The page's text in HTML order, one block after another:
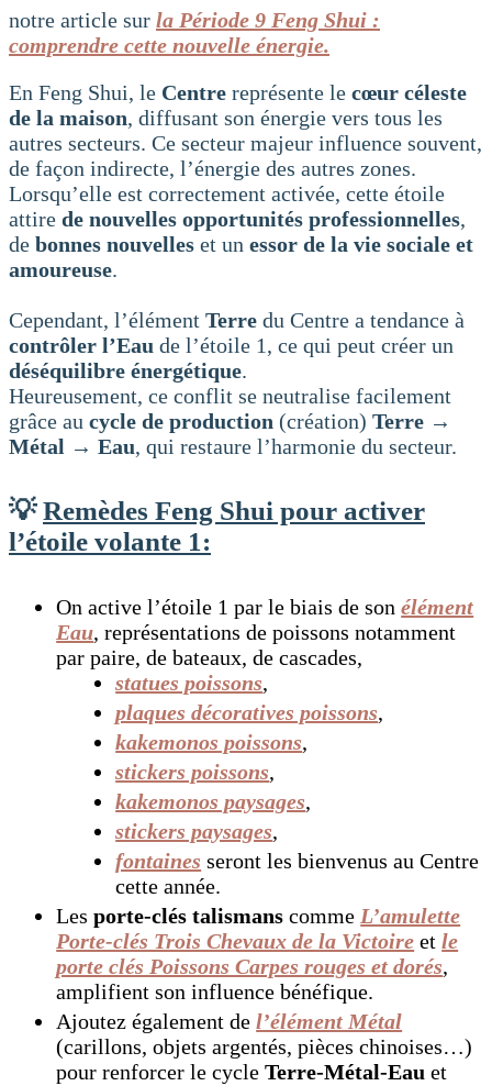
notre article sur la Période 9 Feng Shui :
comprendre cette nouvelle énergie.
En Feng Shui, le Centre représente le cœur céleste
de la maison, diffusant son énergie vers tous les
autres secteurs. Ce secteur majeur influence souvent,
de façon indirecte, l’énergie des autres zones.
Lorsqu’elle est correctement activée, cette étoile
attire de nouvelles opportunités professionnelles,
de bonnes nouvelles et un essor de la vie sociale et
amoureuse.
Cependant, l’élément Terre du Centre a tendance à
contrôler l’Eau de l’étoile 1, ce qui peut créer un
déséquilibre énergétique.
Heureusement, ce conflit se neutralise facilement
grâce au cycle de production (création) Terre →
Métal → Eau, qui restaure l’harmonie du secteur.
💡Remèdes Feng Shui pour activer
l’étoile volante 1:
On active l’étoile 1 par le biais de sonélément
Eau, représentations de poissons notamment
par paire, de bateaux, de cascades,
statues poissons,
plaques décoratives poissons,
kakemonos poissons,
stickers poissons,
kakemonos paysages,
stickers paysages,
fontaines seront les bienvenus au Centre
cette année.
Lesporte-clés talismanscomme L’amulette
Porte-clés Trois Chevaux de la Victoire etle
porte clés Poissons Carpes rouges et dorés,
amplifient son influence bénéfique.
Ajoutez également del’élément Métal
(carillons, objets argentés, pièces chinoises…)
pour renforcer le cycleTerre-Métal-Eau et